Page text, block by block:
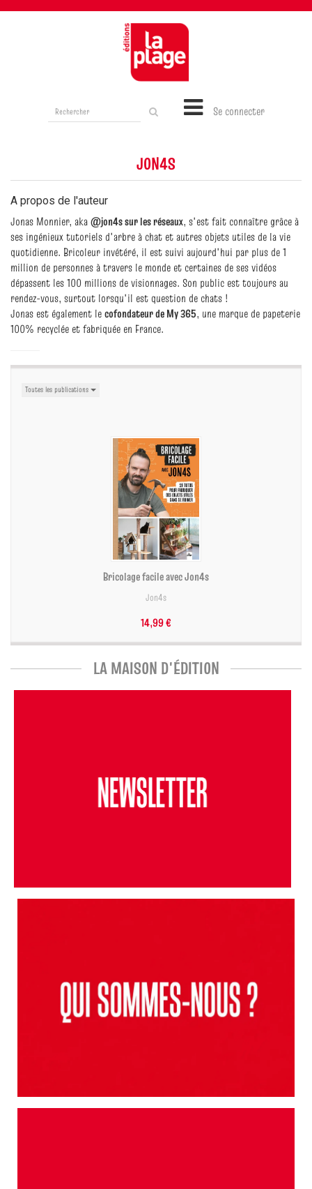
Se connecter
JON4S
A propos de l'auteur
Jonas Monnier, aka@jon4s sur les réseaux, s'est fait connaître grâce à
ses ingénieux tutoriels d'arbre à chat et autres objets utiles de la vie
quotidienne. Bricoleur invétéré, il est suivi aujourd'hui par plus de 1
million de personnes à travers le monde et certaines de ses vidéos
dépassent les 100 millions de visionnages. Son public est toujours au
rendez-vous, surtout lorsqu'il est question de chats !
Jonas est également lecofondateur de My 365, une marque de papeterie
100% recyclée et fabriquée en France.
Toutes les publications
Bricolage facile avec Jon4s
Jon4s
14,99 €
LA MAISON D'ÉDITION